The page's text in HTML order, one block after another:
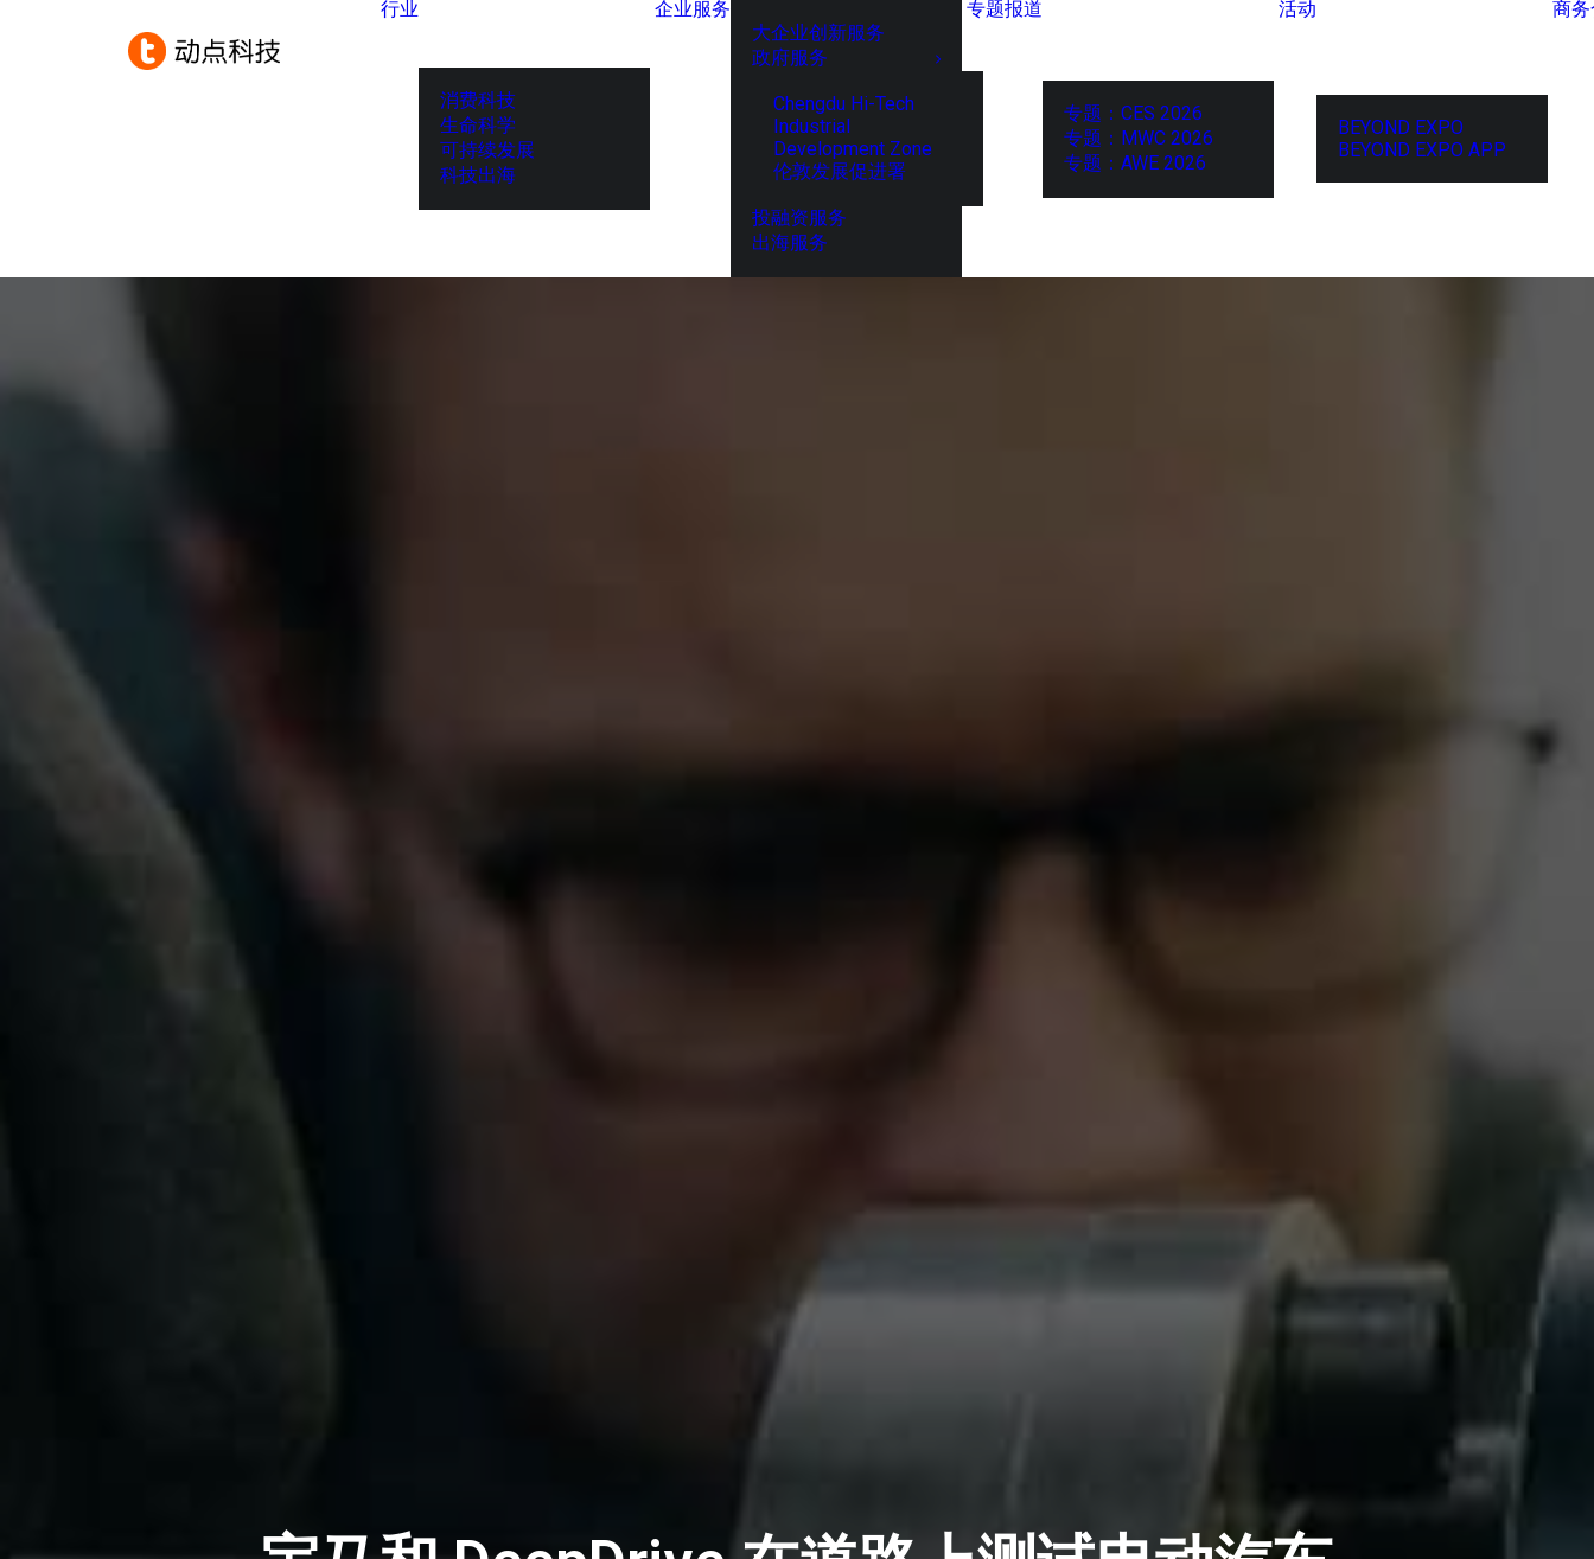
行业
消费科技
生命科学
可持续发展
科技出海
企业服务
大企业创新服务
政府服务
Chengdu Hi-Tech
Industrial
Development Zone
伦敦发展促进署
投融资服务
出海服务
专题报道
专题：CES 2026
专题：MWC 2026
专题：AWE 2026
活动
BEYOND EXPO
BEYOND EXPO APP
商